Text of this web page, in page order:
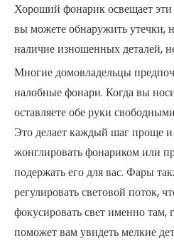
Хороший фонарик освещает
вы можете обнаружить утечки,
наличие изношенных деталей,
Многие домовладельцы
налобные фонари. Когда вы
оставляете обе руки
Это делает каждый шаг проще
жонглировать фонариком или
подержать его для вас. Фары
регулировать световой поток,
фокусировать свет именно там,
поможет вам увидеть мелкие